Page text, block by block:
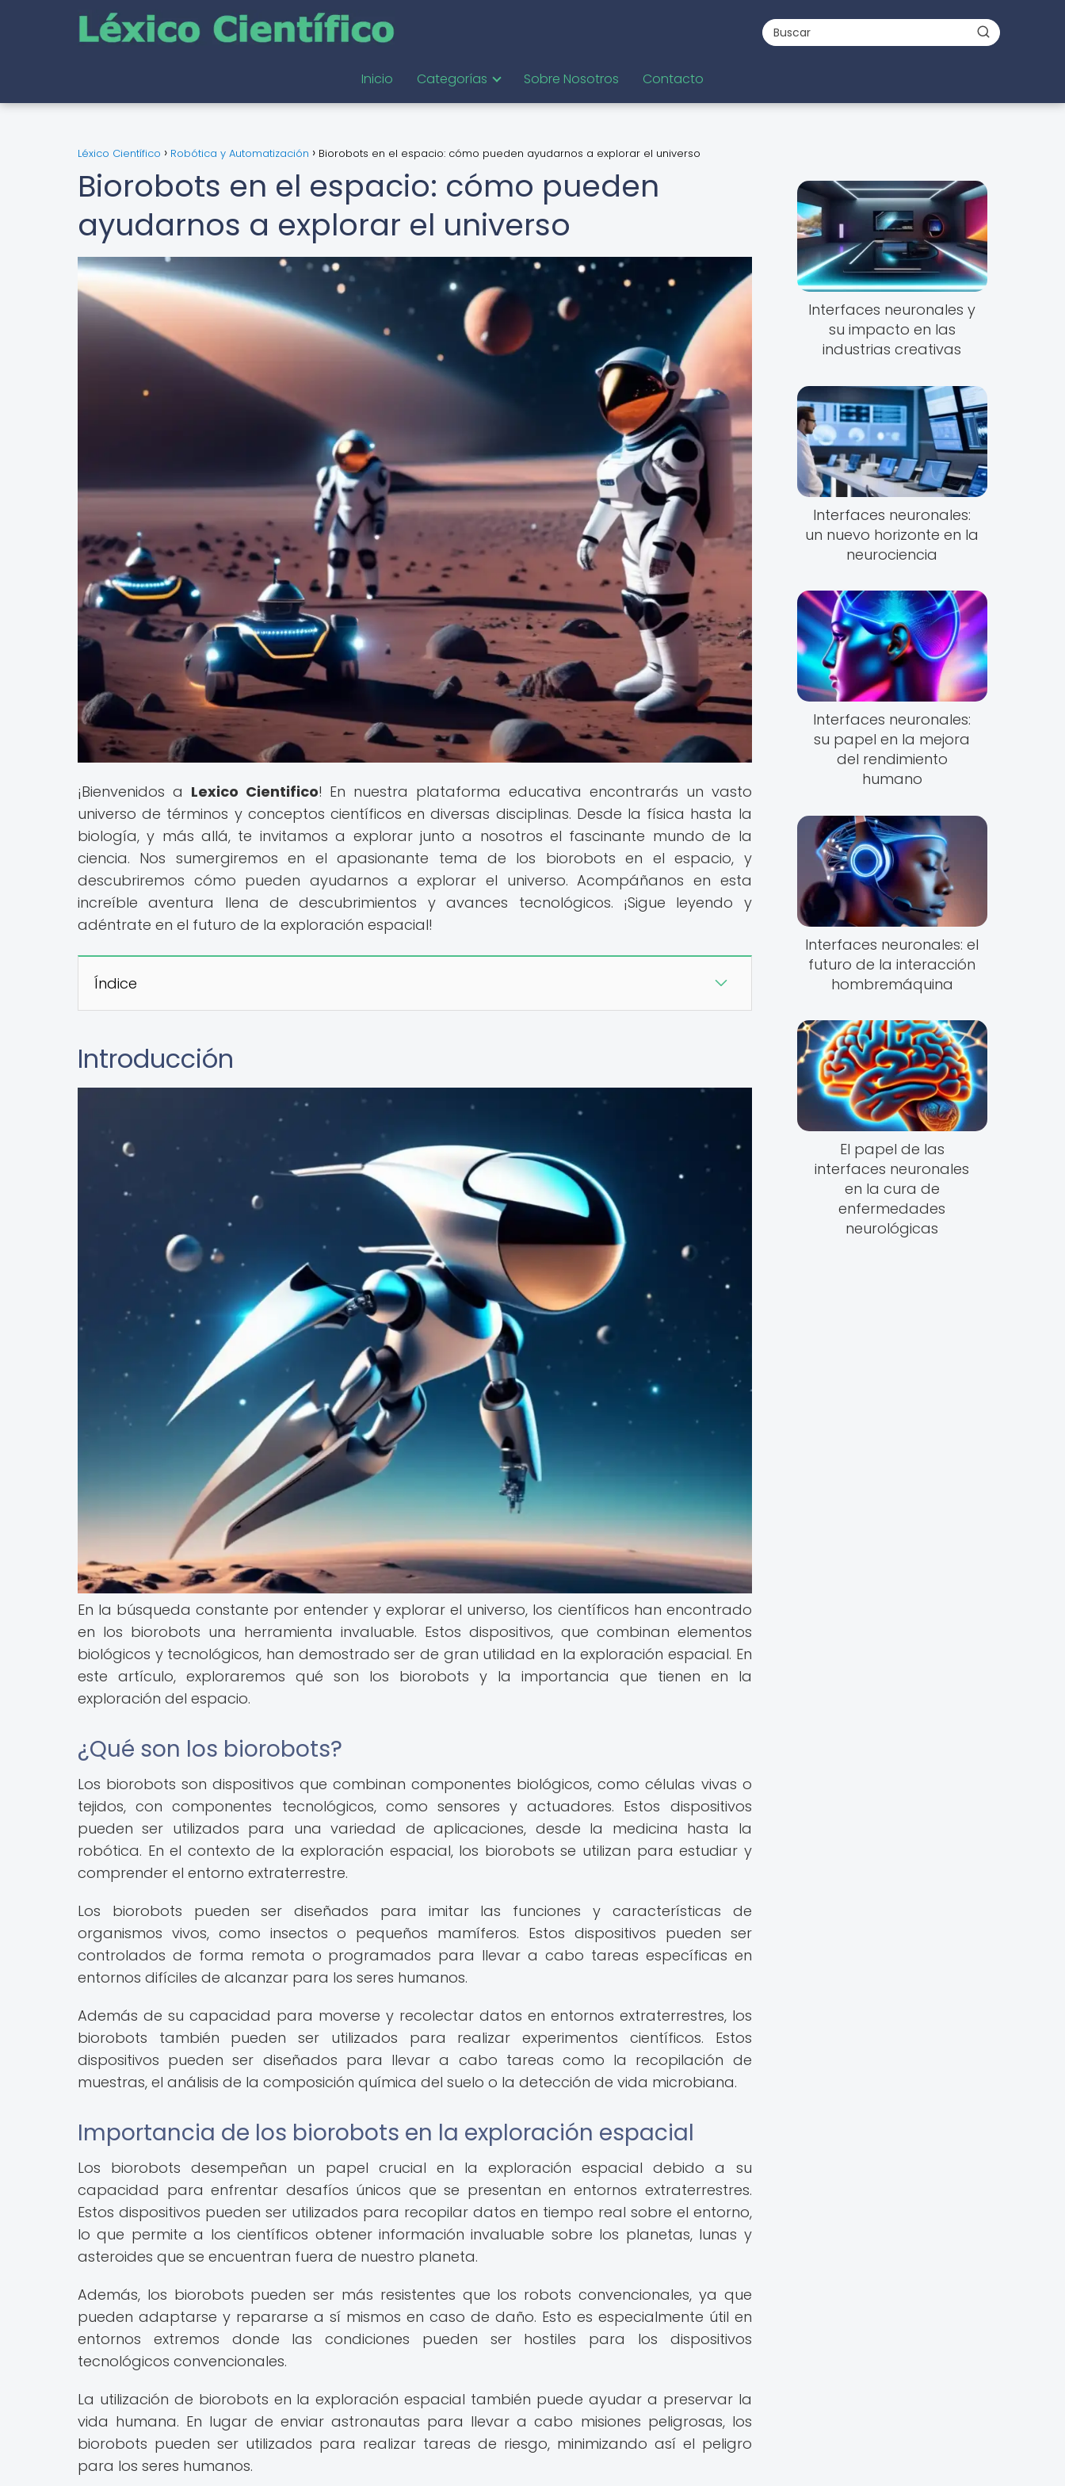
Inicio Categorías Sobre Nosotros Contacto
Léxico Científico Robótica y Automatización Biorobots en el espacio: cómo pueden ayudarnos a explorar el universo
Biorobots en el espacio: cómo pueden
ayudarnos a explorar el universo
¡Bienvenidos a Lexico Cientifico! En nuestra plataforma educativa encontrarás un vasto
universo de términos y conceptos científicos en diversas disciplinas. Desde la física hasta la
biología, y más allá, te invitamos a explorar junto a nosotros el fascinante mundo de la
ciencia. Nos sumergiremos en el apasionante tema de los biorobots en el espacio, y
descubriremos cómo pueden ayudarnos a explorar el universo. Acompáñanos en esta
increíble aventura llena de descubrimientos y avances tecnológicos. ¡Sigue leyendo y
adéntrate en el futuro de la exploración espacial!
Índice
Introducción
En la búsqueda constante por entender y explorar el universo, los científicos han encontrado
en los biorobots una herramienta invaluable. Estos dispositivos, que combinan elementos
biológicos y tecnológicos, han demostrado ser de gran utilidad en la exploración espacial. En
este artículo, exploraremos qué son los biorobots y la importancia que tienen en la
exploración del espacio.
¿Qué son los biorobots?
Los biorobots son dispositivos que combinan componentes biológicos, como células vivas o
tejidos, con componentes tecnológicos, como sensores y actuadores. Estos dispositivos
pueden ser utilizados para una variedad de aplicaciones, desde la medicina hasta la
robótica. En el contexto de la exploración espacial, los biorobots se utilizan para estudiar y
comprender el entorno extraterrestre.
Los biorobots pueden ser diseñados para imitar las funciones y características de
organismos vivos, como insectos o pequeños mamíferos. Estos dispositivos pueden ser
controlados de forma remota o programados para llevar a cabo tareas específicas en
entornos difíciles de alcanzar para los seres humanos.
Además de su capacidad para moverse y recolectar datos en entornos extraterrestres, los
biorobots también pueden ser utilizados para realizar experimentos científicos. Estos
dispositivos pueden ser diseñados para llevar a cabo tareas como la recopilación de
muestras, el análisis de la composición química del suelo o la detección de vida microbiana.
Importancia de los biorobots en la exploración espacial
Los biorobots desempeñan un papel crucial en la exploración espacial debido a su
capacidad para enfrentar desafíos únicos que se presentan en entornos extraterrestres.
Estos dispositivos pueden ser utilizados para recopilar datos en tiempo real sobre el entorno,
lo que permite a los científicos obtener información invaluable sobre los planetas, lunas y
asteroides que se encuentran fuera de nuestro planeta.
Además, los biorobots pueden ser más resistentes que los robots convencionales, ya que
pueden adaptarse y repararse a sí mismos en caso de daño. Esto es especialmente útil en
entornos extremos donde las condiciones pueden ser hostiles para los dispositivos
tecnológicos convencionales.
La utilización de biorobots en la exploración espacial también puede ayudar a preservar la
vida humana. En lugar de enviar astronautas para llevar a cabo misiones peligrosas, los
biorobots pueden ser utilizados para realizar tareas de riesgo, minimizando así el peligro
para los seres humanos.
Interfaces neuronales y
su impacto en las
industrias creativas
Interfaces neuronales:
un nuevo horizonte en la
neurociencia
Interfaces neuronales:
su papel en la mejora
del rendimiento
humano
Interfaces neuronales: el
futuro de la interacción
hombremáquina
El papel de las
interfaces neuronales
en la cura de
enfermedades
neurológicas